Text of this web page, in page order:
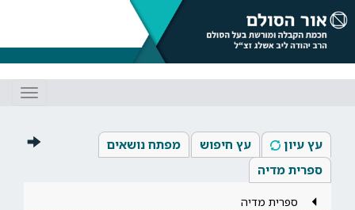
עץ עיון עץ חיפוש
מפתח נושאים
ספרית מדיה
ספרית מדיה